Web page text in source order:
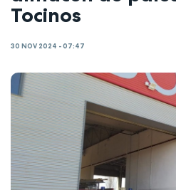
Tocinos
30 NOV 2024 - 07:47